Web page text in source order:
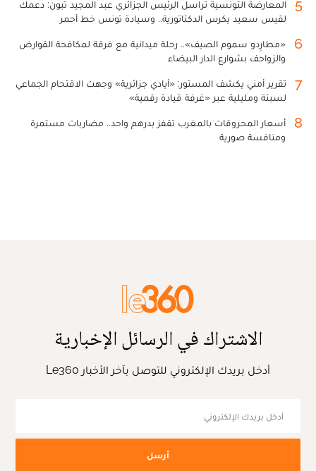
5
المعارضة التونسية تراسل الرئيس الجزائري عبد المجيد تبون: دعمك
لقيس سعيد يكرس الدكتاتورية.. وسيادة تونس خط أحمر
6
«مطارِدو سموم الصيف».. رحلة ميدانية مع فرقة لمكافحة القوارض
والزواحف بشوارع الدار البيضاء
7
تقرير أمني يكشف المستور: «أيادي جزائرية» وجهت الاقتحام الجماعي
لسبتة ومليلية عبر «غرفة قيادة رقمية»
8
أسعار المحروقات بالمغرب تقفز بدرهم واحد.. مضاربات مستمرة
ومنافسة صورية
الاشتراك في الرسائل الإخبارية
أدخل بريدك الإلكتروني للتوصل بآخر الأخبار Le360
أرسل